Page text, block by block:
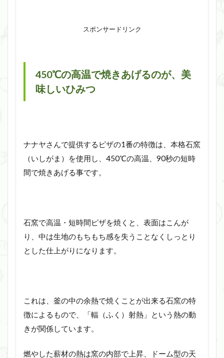
スポンサードリンク
450℃の高温で焼きあげるのが、美
味しいひみつ
ナナヤさんで提供するピザの1番の特徴は、本格石窯
（いしがま）を使用し、450℃の高温、90秒の短時
間で焼きあげる事です。
石窯で高温・短時間ピザを焼くと、表面はこんが
り、中は生地のもちもち感を失うことなくしっとり
とした仕上がりになります。
これは、釜の中の余熱で焼くことが出来る石窯の特
徴によるもので、「輻（ふく）射熱」という熱の動
きが関係しています。
燃やした薪材の熱は窯の内部で上昇、ドーム型の天